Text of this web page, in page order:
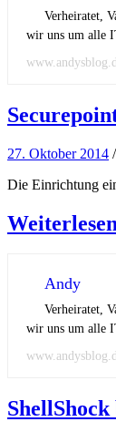
Verheiratet,
wir uns um alle
27. Oktober 2014 /
Die Einrichtung
Weiterlesen
Andy
Verheiratet,
wir uns um alle